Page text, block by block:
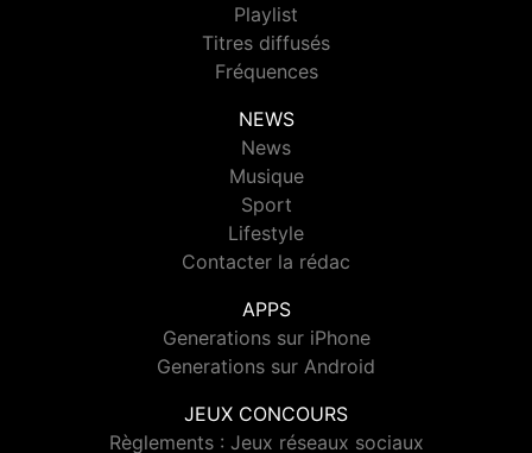
Playlist
Titres diffusés
Fréquences
NEWS
News
Musique
Sport
Lifestyle
Contacter la rédac
APPS
Generations sur iPhone
Generations sur Android
JEUX CONCOURS
Règlements : Jeux réseaux sociaux